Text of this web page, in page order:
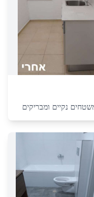
נקיים ומבריקים